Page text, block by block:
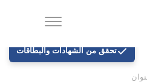
تحقق من الشهادات والبطاقات